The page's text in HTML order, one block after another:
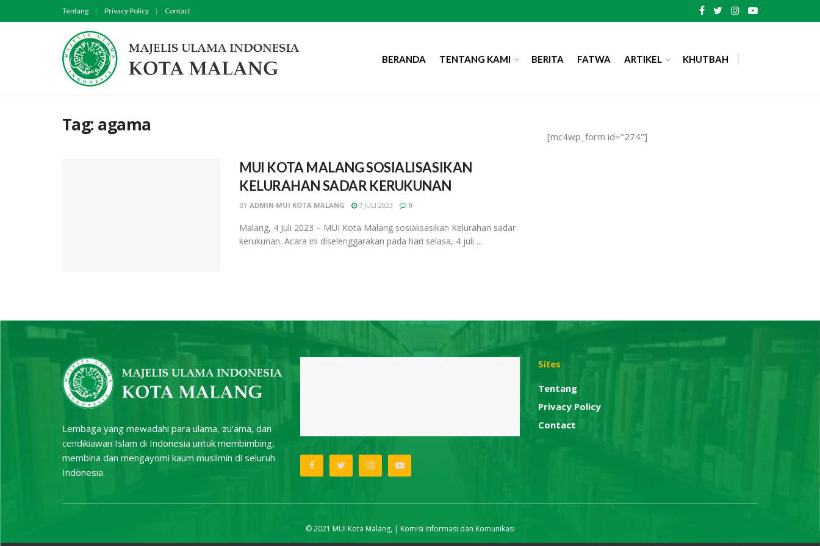
Tentang Privacy Policy Contact
BERANDA TENTANG KAMI BERITA FATWA ARTIKEL KHUTBAH
Tag: agama
MUI KOTA MALANG SOSIALISASIKAN
KELURAHAN SADAR KERUKUNAN
BY ADMIN MUI KOTA MALANG 7 JULI 2023 0
Malang, 4 Juli 2023 – MUI Kota Malang sosialisasikan Kelurahan sadar
kerukunan. Acara ini diselenggarakan pada hari selasa, 4 juli ...
[mc4wp_form id="274"]
Lembaga yang mewadahi para ulama, zu'ama, dan
cendikiawan Islam di Indonesia untuk membimbing,
membina dan mengayomi kaum muslimin di seluruh
Indonesia.
Sites
Tentang
Privacy Policy
Contact
© 2021 MUI Kota Malang, | Komisi Informasi dan Komunikasi